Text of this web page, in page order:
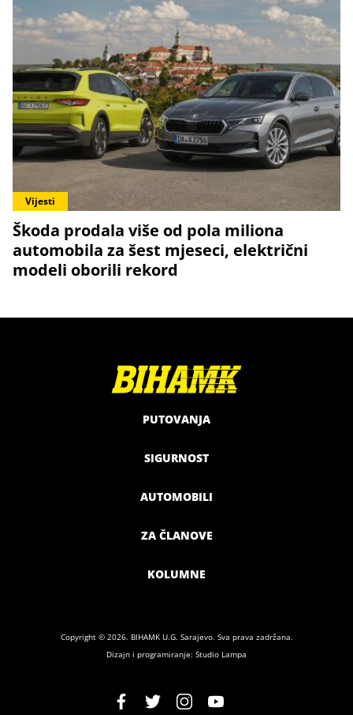
Vijesti
Škoda prodala više od pola miliona
automobila za šest mjeseci, električni
modeli oborili rekord
PUTOVANJA
SIGURNOST
AUTOMOBILI
ZA ČLANOVE
KOLUMNE
Copyright © 2026. BIHAMK U.G. Sarajevo. Sva prava zadržana.
Dizajn i programiranje: Studio Lampa